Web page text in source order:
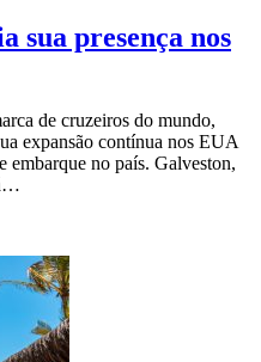
sua presença nos
de cruzeiros do mundo,
expansão contínua nos EUA
embarque no país. Galveston,